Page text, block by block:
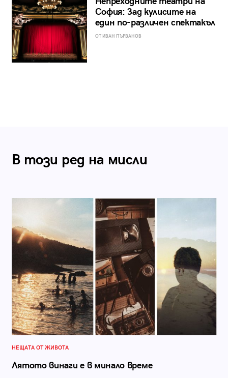
София: Зад кулисите на
един по-различен спектакъл
ОТ ИВАН ПЪРВАНОВ
В този ред на мисли
НЕЩАТА ОТ ЖИВОТА
Лятото винаги е в минало време